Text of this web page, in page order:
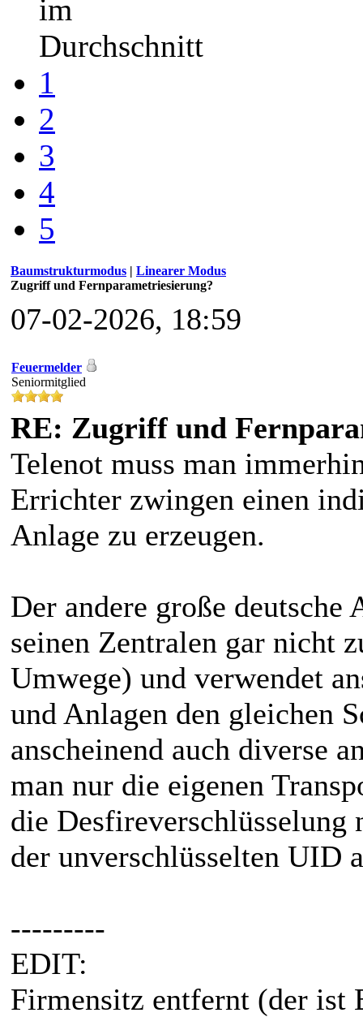
im
Durchschnitt
1
2
3
4
5
Baumstrukturmodus | Linearer Modus
Zugriff und Fernparametriesierung?
07-02-2026, 18:59
Feuermelder
Seniormitglied
RE: Zugriff und
Telenot muss man
Errichter zwingen einen
Anlage zu erzeugen.
Der andere große
seinen Zentralen gar nicht
Umwege) und verwendet
und Anlagen den gleichen
anscheinend auch diverse
man nur die eigenen
die
der unverschlüsselten UID
---------
EDIT:
Firmensitz entfernt (der ist